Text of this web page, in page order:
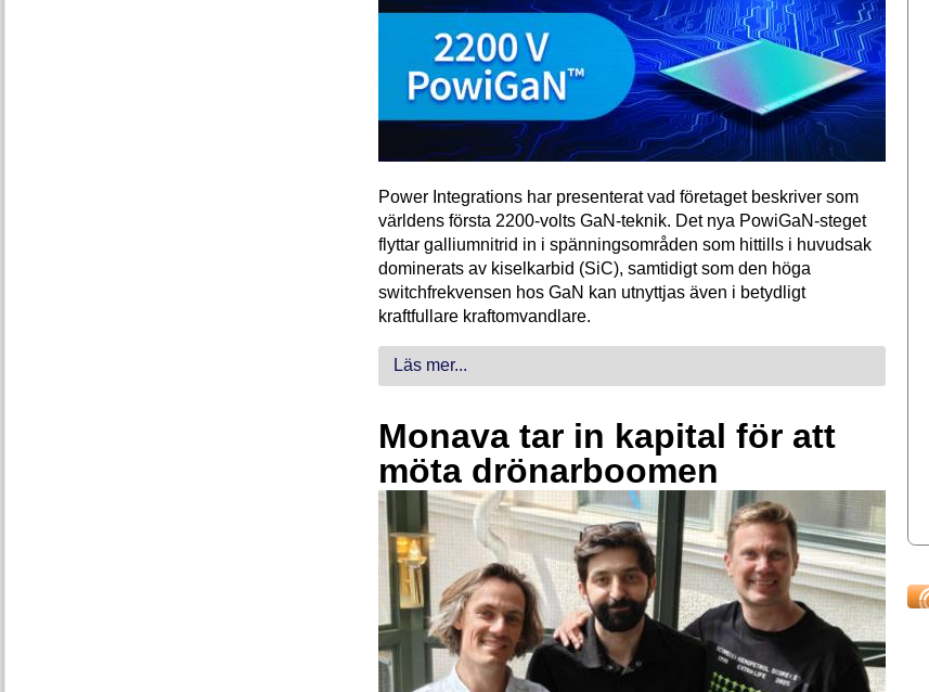
Power Integrations har presenterat vad företaget beskriver som
världens första 2200-volts GaN-teknik. Det nya PowiGaN-steget
flyttar galliumnitrid in i spänningsområden som hittills i huvudsak
dominerats av kiselkarbid (SiC), samtidigt som den höga
switchfrekvensen hos GaN kan utnyttjas även i betydligt
kraftfullare kraftomvandlare.
Läs mer...
Monava tar in kapital för att
möta drönarboomen